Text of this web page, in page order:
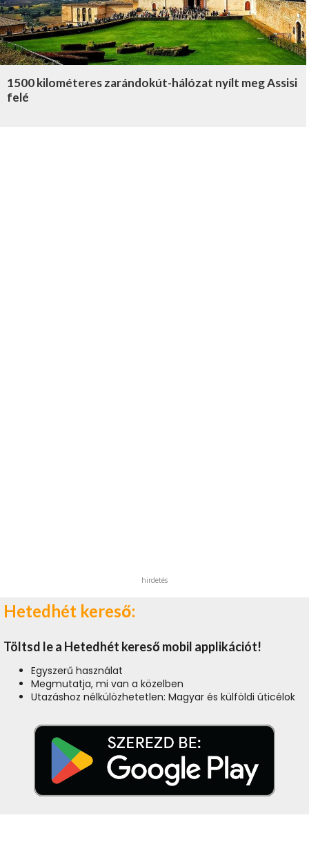
1500 kilométeres zarándokút-hálózat nyílt meg Assisi
felé
hirdetés
Hetedhét kereső:
Töltsd le a Hetedhét kereső mobil applikációt!
Egyszerű használat
Megmutatja, mi van a közelben
Utazáshoz nélkülözhetetlen: Magyar és külföldi úticélok